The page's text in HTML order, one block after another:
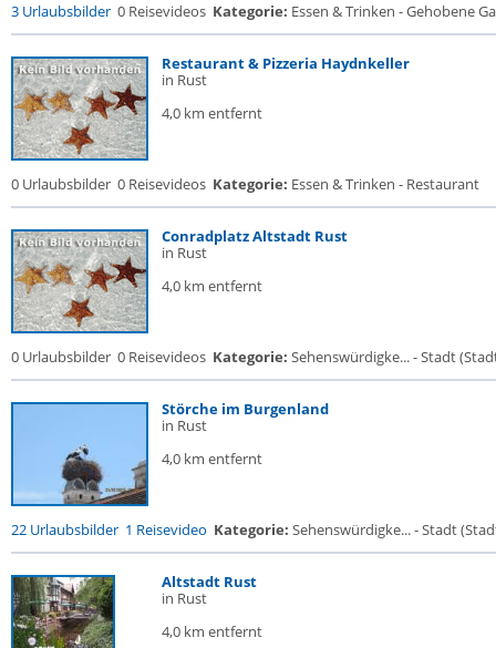
3 Urlaubsbilder 0 Reisevideos Kategorie: Essen & Trinken - Gehobene
Restaurant & Pizzeria Haydnkeller
in Rust
4,0 km entfernt
0 Urlaubsbilder 0 Reisevideos Kategorie: Essen & Trinken - Restaurant
Conradplatz Altstadt Rust
in Rust
4,0 km entfernt
0 Urlaubsbilder 0 Reisevideos Kategorie: Sehenswürdigke... - Stadt
Störche im Burgenland
in Rust
4,0 km entfernt
22 Urlaubsbilder 1 Reisevideo Kategorie: Sehenswürdigke... - Stadt
Altstadt Rust
in Rust
4,0 km entfernt